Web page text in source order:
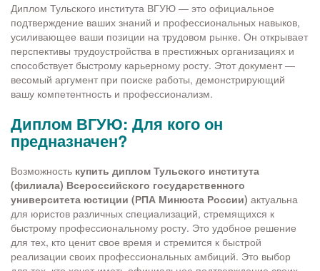
Диплом Тульского института ВГУЮ — это официальное
подтверждение ваших знаний и профессиональных навыков,
усиливающее ваши позиции на трудовом рынке. Он открывает
перспективы трудоустройства в престижных организациях и
способствует быстрому карьерному росту. Этот документ —
весомый аргумент при поиске работы, демонстрирующий
вашу компетентность и профессионализм.
Диплом ВГУЮ: Для кого он
предназначен?
Возможность купить диплом Тульского института
(филиала) Всероссийского государственного
университета юстиции (РПА Минюста России) актуальна
для юристов различных специализаций, стремящихся к
быстрому профессиональному росту. Это удобное решение
для тех, кто ценит свое время и стремится к быстрой
реализации своих профессиональных амбиций. Это выбор